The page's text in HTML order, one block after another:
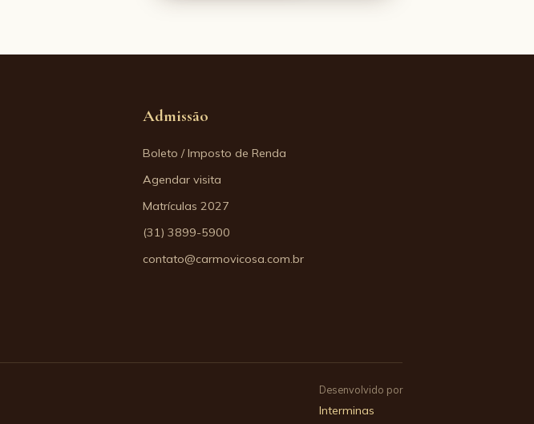
Admissão
Boleto / Imposto de Renda
Agendar visita
Matrículas 2027
(31) 3899-5900
contato@carmovicosa.com.br
Desenvolvido por
Interminas